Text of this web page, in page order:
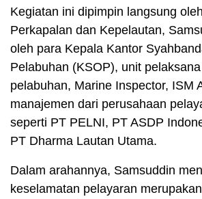
Kegiatan ini dipimpin langsung
Perkapalan dan Kepelautan,
oleh para Kepala Kantor
Pelabuhan (KSOP), unit
pelabuhan, Marine Inspector, ISM
manajemen dari perusahaan
seperti PT PELNI, PT ASDP
PT Dharma Lautan Utama.
Dalam arahannya, Samsuddin
keselamatan pelayaran